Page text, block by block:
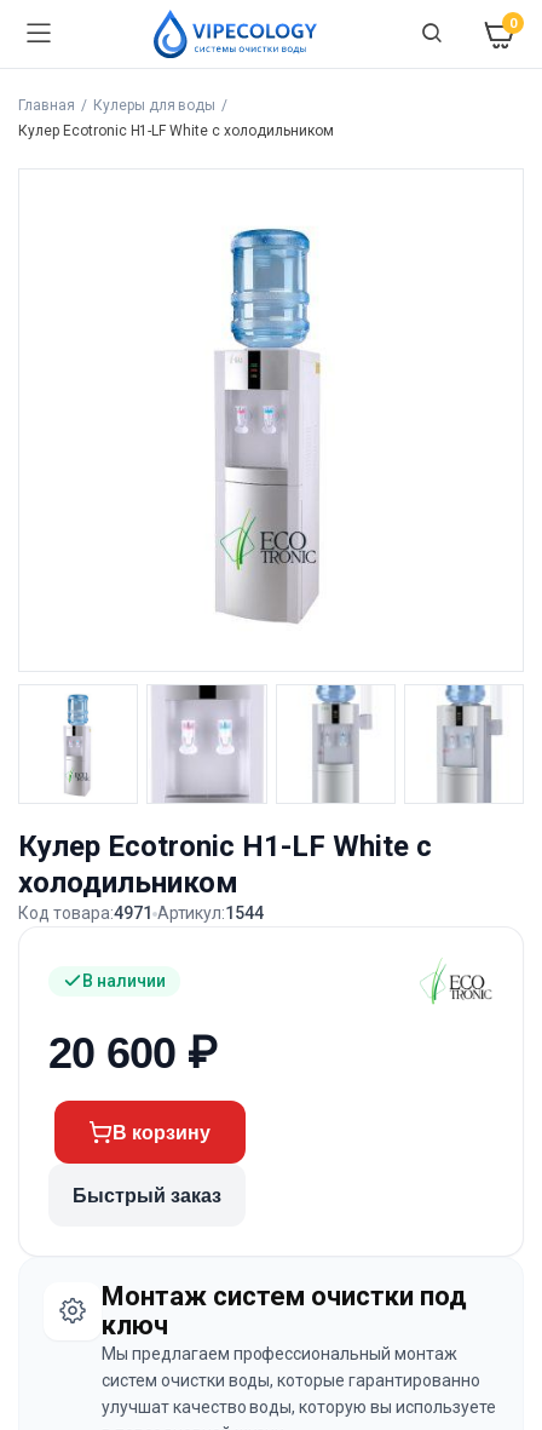
0
Главная
Кулеры для воды
Кулер Ecotronic H1-LF White с холодильником
Кулер Ecotronic H1-LF White с
холодильником
Код товара:4971 Артикул:1544
В наличии
20 600 ₽
В корзину
Быстрый заказ
Монтаж систем очистки под
ключ
Мы предлагаем профессиональный монтаж
систем очистки воды, которые гарантированно
улучшат качество воды, которую вы используете